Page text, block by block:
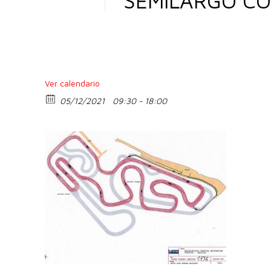
Ver calendario
05/12/2021
09:30 - 18:00